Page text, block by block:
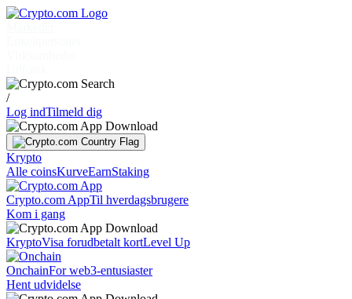
/
Log indTilmeld dig
Krypto
Alle coinsKurveEarnStaking
Crypto.com AppTil hverdagsbrugere
Kom i gang
KryptoVisa forudbetalt kortLevel Up
OnchainFor web3-entusiaster
Hent udvidelse